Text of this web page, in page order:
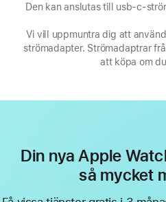
nytt
Den kan anslutas till usb-c-
Vi vill uppmuntra dig att
strömadapter. Strömadaptrar
att köpa om
Din nya Apple
så mycket